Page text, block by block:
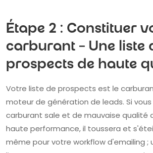
Étape 2 : Constituer
carburant – Une liste
prospects de haute
Votre liste de prospects est le
moteur de génération de leads. Si vous
carburant sale et de mauvaise qualité
haute performance, il toussera et
même pour votre workflow d'emailing ;